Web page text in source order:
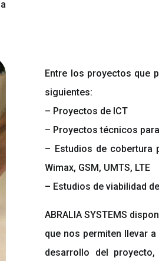
Entre los proyectos que
siguientes:
– Proyectos de ICT
– Proyectos técnicos
– Estudios de cobertura
Wimax, GSM, UMTS, LTE
– Estudios de viabilidad
ABRALIA SYSTEMS
que nos permiten llevar
desarrollo del